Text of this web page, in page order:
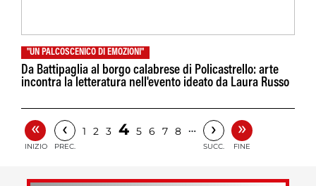
"UN PALCOSCENICO DI EMOZIONI"
Da Battipaglia al borgo calabrese di Policastrello: arte
incontra la letteratura nell'evento ideato da Laura Russo
«
INIZIO
‹
PREC.
1 2 3 4 5 6 7 8 … ›
SUCC.
»
FINE